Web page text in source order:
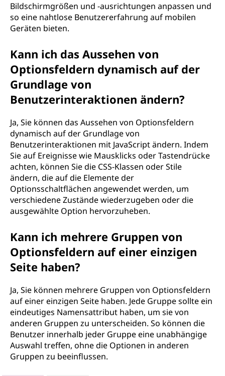
Bildschirmgrößen und -ausrichtungen anpassen und
so eine nahtlose Benutzererfahrung auf mobilen
Geräten bieten.
Kann ich das Aussehen von
Optionsfeldern dynamisch auf der
Grundlage von
Benutzerinteraktionen ändern?
Ja, Sie können das Aussehen von Optionsfeldern
dynamisch auf der Grundlage von
Benutzerinteraktionen mit JavaScript ändern. Indem
Sie auf Ereignisse wie Mausklicks oder Tastendrücke
achten, können Sie die CSS-Klassen oder Stile
ändern, die auf die Elemente der
Optionsschaltflächen angewendet werden, um
verschiedene Zustände wiederzugeben oder die
ausgewählte Option hervorzuheben.
Kann ich mehrere Gruppen von
Optionsfeldern auf einer einzigen
Seite haben?
Ja, Sie können mehrere Gruppen von Optionsfeldern
auf einer einzigen Seite haben. Jede Gruppe sollte ein
eindeutiges Namensattribut haben, um sie von
anderen Gruppen zu unterscheiden. So können die
Benutzer innerhalb jeder Gruppe eine unabhängige
Auswahl treffen, ohne die Optionen in anderen
Gruppen zu beeinflussen.